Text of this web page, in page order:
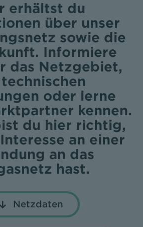
erhältst du
über unser
sowie die
Informiere
das Netzgebiet,
oder lerne
kennen.
du hier richtig,
an einer
an das
hast.
Netzdaten